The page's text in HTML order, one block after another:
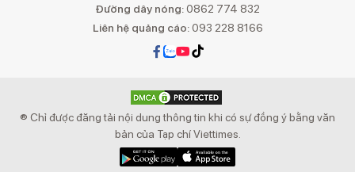
Đường dây nóng: 0862 774 832
Liên hệ quảng cáo:093 228 8166
® Chỉ được đăng tải nội dung thông tin khi có sự đồng ý bằng văn
bản của Tạp chí Viettimes.